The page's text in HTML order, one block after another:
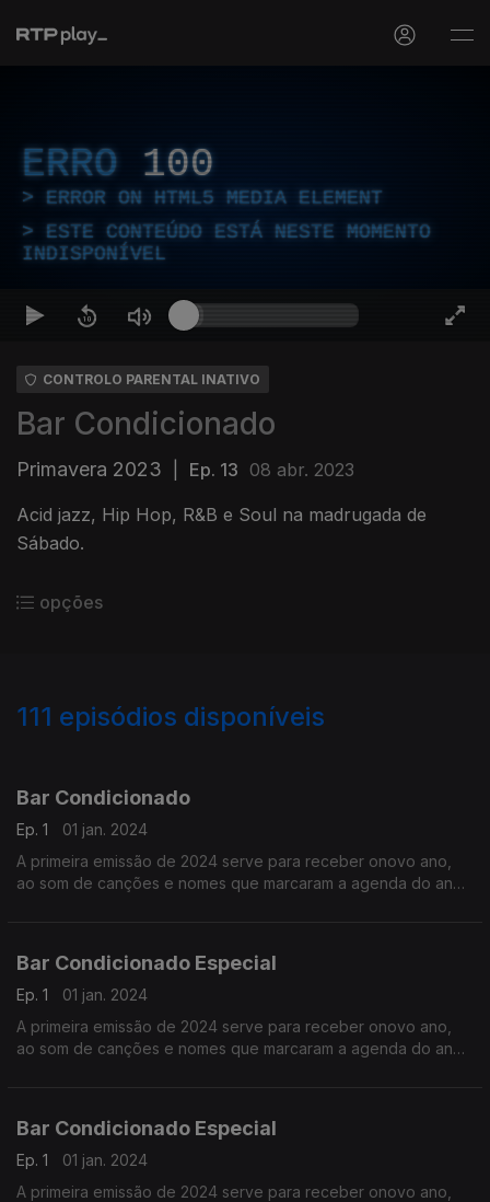
ERRO 100
ERROR ON HTML5 MEDIA ELEMENT
ESTE CONTEÚDO ESTÁ NESTE MOMENTO
INDISPONÍVEL
CONTROLO PARENTAL INATIVO
Bar Condicionado
Primavera 2023 Ep. 13 08 abr. 2023
Acid jazz, Hip Hop, R&B e Soul na madrugada de
Sábado.
opções
111 episódios disponíveis
Bar Condicionado
Ep. 1
01 jan. 2024
A primeira emissão de 2024 serve para receber onovo ano,
ao som de canções e nomes que marcaram a agenda do ano
Bar Condicionado Especial
Ep. 1
01 jan. 2024
A primeira emissão de 2024 serve para receber onovo ano,
ao som de canções e nomes que marcaram a agenda do ano
Bar Condicionado Especial
Ep. 1
01 jan. 2024
A primeira emissão de 2024 serve para receber onovo ano,